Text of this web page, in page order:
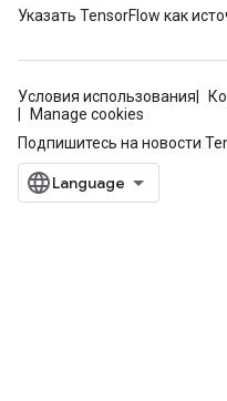
Указать TensorFlow как
Условия использования
Manage cookies
Подпишитесь на новости